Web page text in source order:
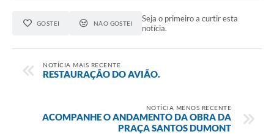
GOSTEI NÃO GOSTEI
Seja o primeiro a curtir esta
notícia.
NOTÍCIA MAIS RECENTE
RESTAURAÇÃO DO AVIÃO.
NOTÍCIA MENOS RECENTE
ACOMPANHE O ANDAMENTO DA OBRA DA
PRAÇA SANTOS DUMONT